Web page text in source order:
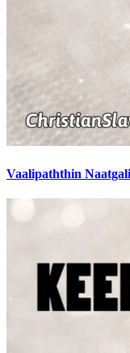
Vaalipaththin